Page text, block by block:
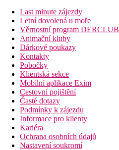
Stravování
Stravování formou polopenze,
plnou penzi.
K dispozici je bufetová
formou bufetu. Dále je k
středomořská restaurace na
signature restaurace (Cyann) a
Sportovní nabídka
Zdarma:
nemotorizované vodní
windsurfing, kajaky).
Za poplatek:
lekce, jóga lekce,
Last minute zájezdy
Letní dovolená u moře
Věrnostní program DERCLUB
Animační kluby
Dárkové poukazy
Kontakty
Pobočky
Klientská sekce
Mobilní aplikace Exim
Cestovní pojištění
Časté dotazy
Podmínky k zájezdu
Informace pro klienty
Kariéra
Ochrana osobních údajů
Nastavení soukromí